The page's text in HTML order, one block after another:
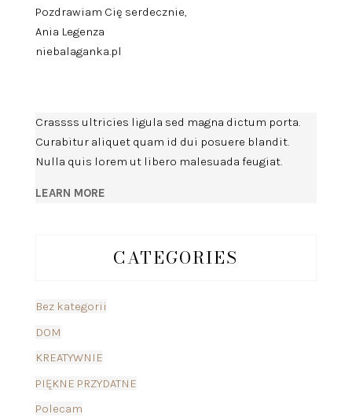
Pozdrawiam Cię serdecznie,
Ania Legenza
niebalaganka.pl
Crassss ultricies ligula sed magna dictum porta.
Curabitur aliquet quam id dui posuere blandit.
Nulla quis lorem ut libero malesuada feugiat.
LEARN MORE
CATEGORIES
Bez kategorii
DOM
KREATYWNIE
PIĘKNE PRZYDATNE
Polecam